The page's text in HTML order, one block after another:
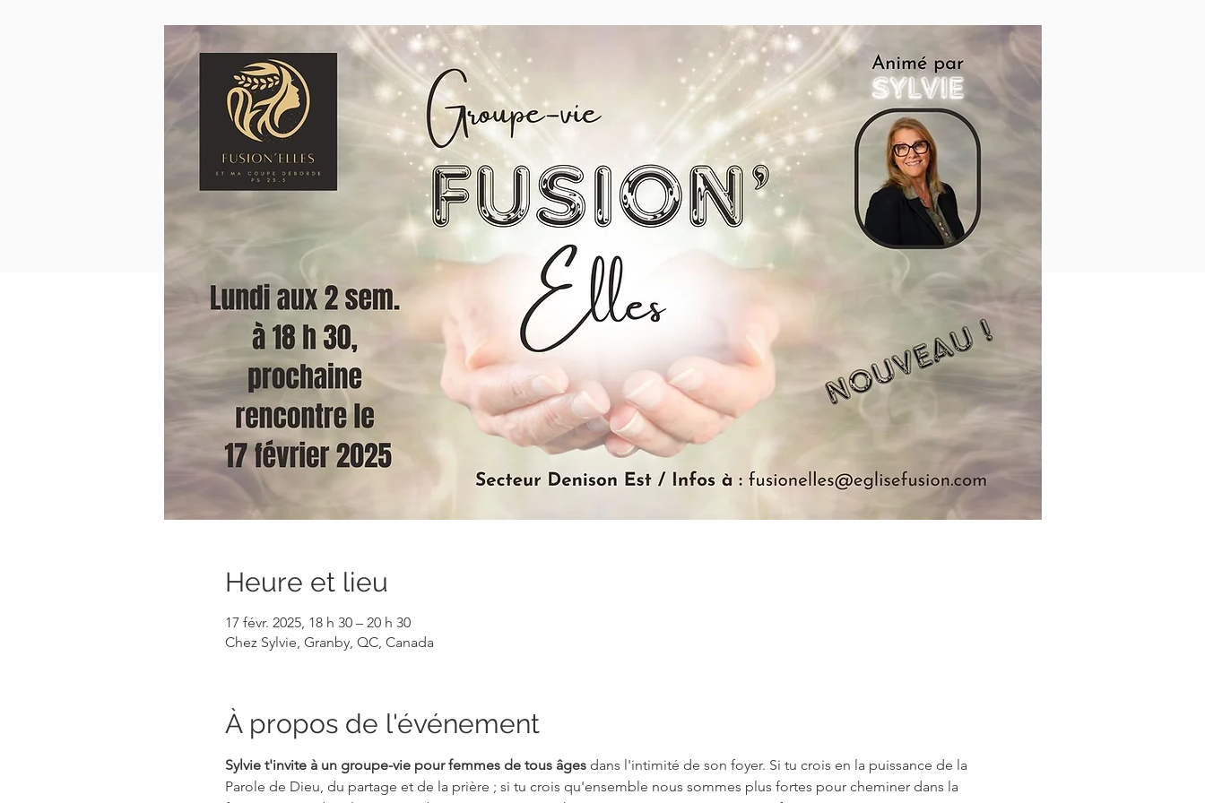
Heure et lieu
17 févr. 2025, 18 h 30 – 20 h 30
Chez Sylvie, Granby, QC, Canada
À propos de l'événement
Sylvie t'invite à un groupe-vie pour femmes de tous âges dans l'intimité de son foyer. Si tu crois en la puissance de la
Parole de Dieu, du partage et de la prière ; si tu crois qu'ensemble nous sommes plus fortes pour cheminer dans la